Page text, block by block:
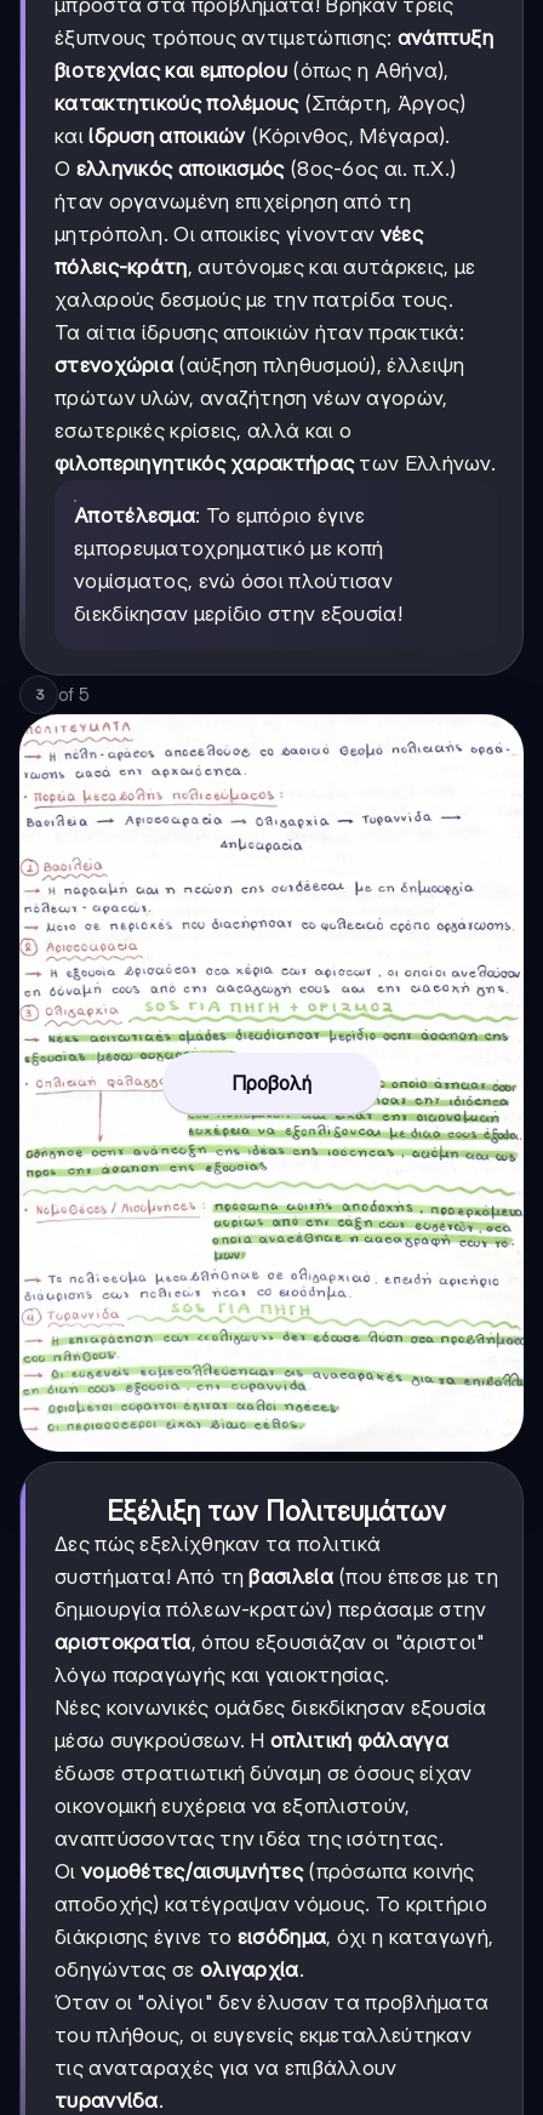
έξυπνους τρόπους αντιμετώπισης: ανάπτυξη
βιοτεχνίας και εμπορίου(όπως η Αθήνα),
κατακτητικούς πολέμους(Σπάρτη, Άργος)
καιίδρυση αποικιών(Κόρινθος, Μέγαρα).
Ο ελληνικός αποικισμός(8ος-6ος αι. π.Χ.)
ήταν οργανωμένη επιχείρηση από τη
μητρόπολη. Οι αποικίες γίνονταν νέες
πόλεις-κράτη, αυτόνομες και αυτάρκεις, με
χαλαρούς δεσμούς με την πατρίδα τους.
Τα αίτια ίδρυσης αποικιών ήταν πρακτικά:
στενοχώρια (αύξηση πληθυσμού), έλλειψη
πρώτων υλών, αναζήτηση νέων αγορών,
εσωτερικές κρίσεις, αλλά και ο
φιλοπεριηγητικός χαρακτήραςτων Ελλήνων.
Αποτέλεσμα: Το εμπόριο έγινε
εμπορευματοχρηματικό με κοπή
νομίσματος, ενώ όσοι πλούτισαν
διεκδίκησαν μερίδιο στην εξουσία!
3 of 5
Προβολή
Εξέλιξη των Πολιτευμάτων
Δες πώς εξελίχθηκαν τα πολιτικά
συστήματα! Από τηβασιλεία(που έπεσε με τη
δημιουργία πόλεων-κρατών) περάσαμε στην
αριστοκρατία, όπου εξουσιάζαν οι "άριστοι"
λόγω παραγωγής και γαιοκτησίας.
Νέες κοινωνικές ομάδες διεκδίκησαν εξουσία
μέσω συγκρούσεων. Ηοπλιτική φάλαγγα
έδωσε στρατιωτική δύναμη σε όσους είχαν
οικονομική ευχέρεια να εξοπλιστούν,
αναπτύσσοντας την ιδέα της ισότητας.
Οι νομοθέτες/αισυμνήτες(πρόσωπα κοινής
αποδοχής) κατέγραψαν νόμους. Το κριτήριο
διάκρισης έγινε το εισόδημα, όχι η καταγωγή,
οδηγώντας σε ολιγαρχία.
Όταν οι "ολίγοι" δεν έλυσαν τα προβλήματα
του πλήθους, οι ευγενείς εκμεταλλεύτηκαν
τις αναταραχές για να επιβάλλουν
τυραννίδα.